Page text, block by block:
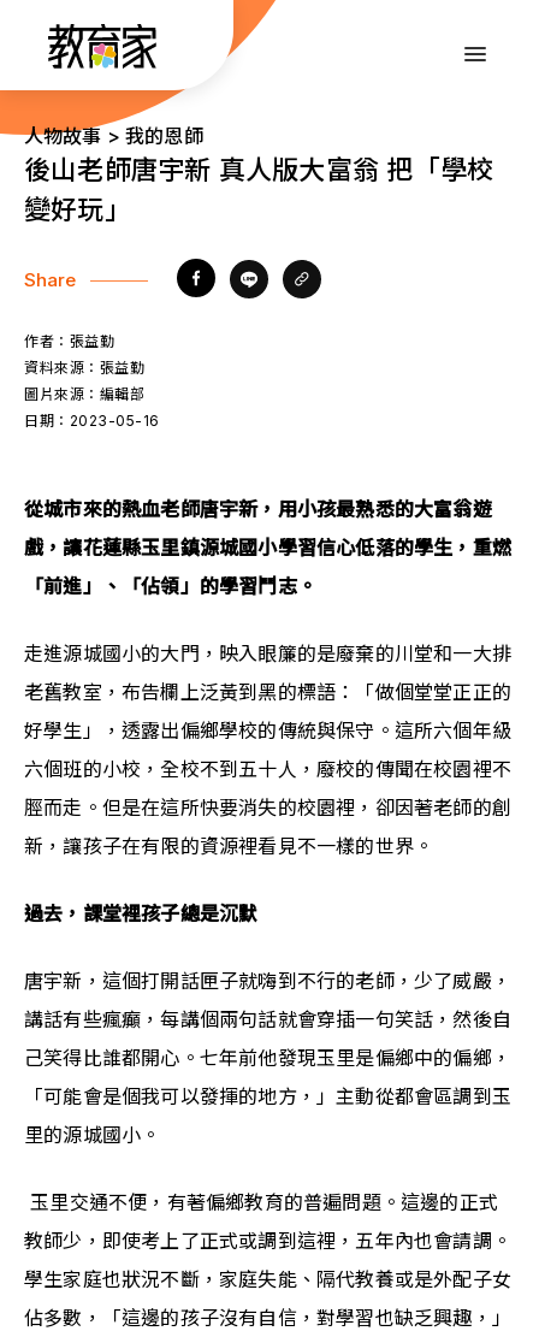
內
::: 人物故事 > 我的恩師
後山老師唐宇新 真人版大富翁 把「學校
變好玩」
Share
作者： 張益勤
資料來源： 張益勤
圖片來源： 編輯部
日期： 2023-05-16
從城市來的熱血老師唐宇新，用小孩最熟悉的大富翁遊
戲，讓花蓮縣玉里鎮源城國小學習信心低落的學生，重燃
「前進」、「佔領」的學習鬥志。
走進源城國小的大門，映入眼簾的是廢棄的川堂和一大排
老舊教室，布告欄上泛黃到黑的標語：「做個堂堂正正的
好學生」，透露出偏鄉學校的傳統與保守。這所六個年級
六個班的小校，全校不到五十人，廢校的傳聞在校園裡不
脛而走。但是在這所快要消失的校園裡，卻因著老師的創
新，讓孩子在有限的資源裡看見不一樣的世界。
過去，課堂裡孩子總是沉默
唐宇新，這個打開話匣子就嗨到不行的老師，少了威嚴，
講話有些瘋癲，每講個兩句話就會穿插一句笑話，然後自
己笑得比誰都開心。七年前他發現玉里是偏鄉中的偏鄉，
「可能會是個我可以發揮的地方，」主動從都會區調到玉
里的源城國小。
玉里交通不便，有著偏鄉教育的普遍問題。這邊的正式
教師少，即使考上了正式或調到這裡，五年內也會請調。
學生家庭也狀況不斷，家庭失能、隔代教養或是外配子女
佔多數，「這邊的孩子沒有自信，對學習也缺乏興趣，」